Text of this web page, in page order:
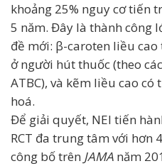
khoảng 25% nguy cơ tiến
5 năm. Đây là thành công
đề mới: β-caroten liều
ở người hút thuốc (theo
ATBC), và kẽm liều cao
hoá.
Để giải quyết, NEI tiến
RCT đa trung tâm với hơn
công bố trên JAMA năm